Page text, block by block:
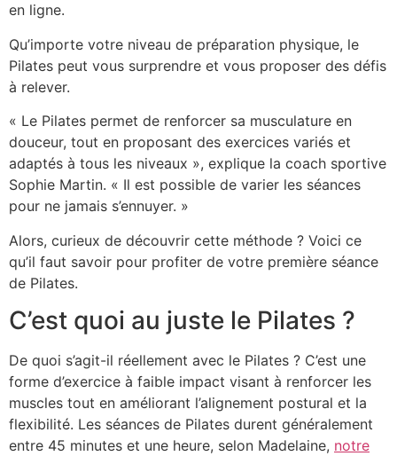
en ligne.
Qu’importe votre niveau de préparation physique, le
Pilates peut vous surprendre et vous proposer des défis
à relever.
« Le Pilates permet de renforcer sa musculature en
douceur, tout en proposant des exercices variés et
adaptés à tous les niveaux », explique la coach sportive
Sophie Martin. « Il est possible de varier les séances
pour ne jamais s’ennuyer. »
Alors, curieux de découvrir cette méthode ? Voici ce
qu’il faut savoir pour profiter de votre première séance
de Pilates.
C’est quoi au juste le Pilates ?
De quoi s’agit-il réellement avec le Pilates ? C’est une
forme d’exercice à faible impact visant à renforcer les
muscles tout en améliorant l’alignement postural et la
flexibilité. Les séances de Pilates durent généralement
entre 45 minutes et une heure, selon Madelaine, notre